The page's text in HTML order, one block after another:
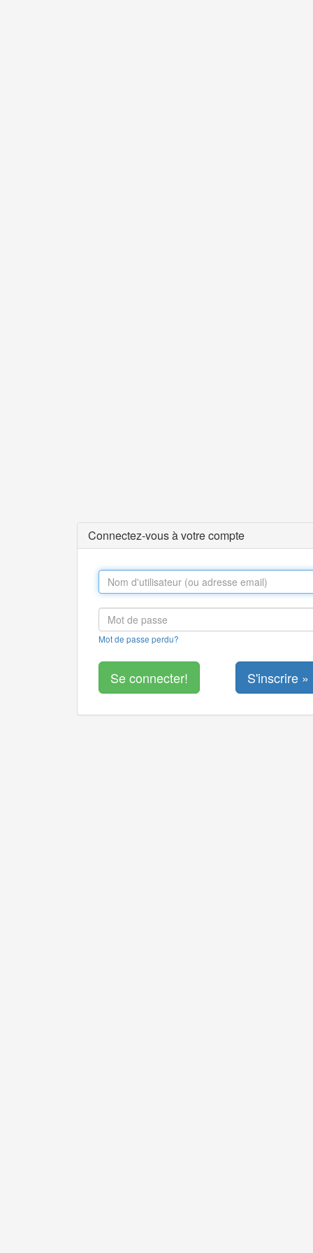
Connectez-vous à votre compte
Mot de passe perdu?
S'inscrire »